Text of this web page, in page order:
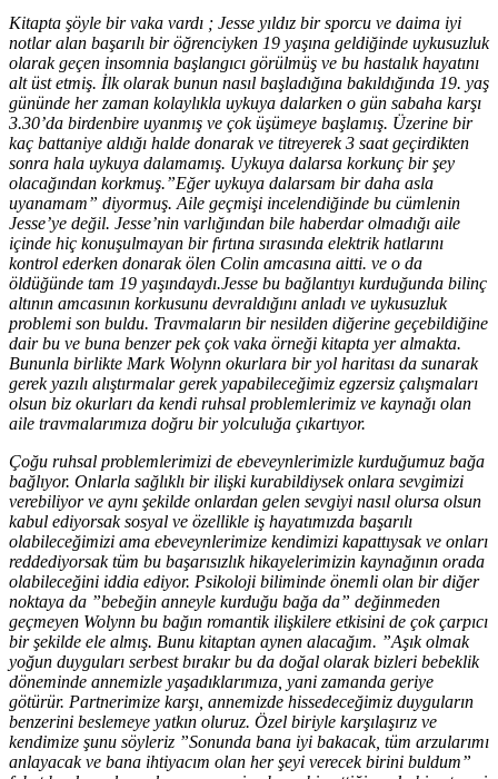
Kitapta şöyle bir vaka vardı ; Jesse yıldız bir sporcu ve daima iyi
notlar alan başarılı bir öğrenciyken 19 yaşına geldiğinde uykusuzluk
olarak geçen insomnia başlangıcı görülmüş ve bu hastalık hayatını
alt üst etmiş. İlk olarak bunun nasıl başladığına bakıldığında 19. yaş
gününde her zaman kolaylıkla uykuya dalarken o gün sabaha karşı
3.30’da birdenbire uyanmış ve çok üşümeye başlamış. Üzerine bir
kaç battaniye aldığı halde donarak ve titreyerek 3 saat geçirdikten
sonra hala uykuya dalamamış. Uykuya dalarsa korkunç bir şey
olacağından korkmuş.”Eğer uykuya dalarsam bir daha asla
uyanamam” diyormuş. Aile geçmişi incelendiğinde bu cümlenin
Jesse’ye değil. Jesse’nin varlığından bile haberdar olmadığı aile
içinde hiç konuşulmayan bir fırtına sırasında elektrik hatlarını
kontrol ederken donarak ölen Colin amcasına aitti. ve o da
öldüğünde tam 19 yaşındaydı.Jesse bu bağlantıyı kurduğunda bilinç
altının amcasının korkusunu devraldığını anladı ve uykusuzluk
problemi son buldu. Travmaların bir nesilden diğerine geçebildiğine
dair bu ve buna benzer pek çok vaka örneği kitapta yer almakta.
Bununla birlikte Mark Wolynn okurlara bir yol haritası da sunarak
gerek yazılı alıştırmalar gerek yapabileceğimiz egzersiz çalışmaları
olsun biz okurları da kendi ruhsal problemlerimiz ve kaynağı olan
aile travmalarımıza doğru bir yolculuğa çıkartıyor.
Çoğu ruhsal problemlerimizi de ebeveynlerimizle kurduğumuz bağa
bağlıyor. Onlarla sağlıklı bir ilişki kurabildiysek onlara sevgimizi
verebiliyor ve aynı şekilde onlardan gelen sevgiyi nasıl olursa olsun
kabul ediyorsak sosyal ve özellikle iş hayatımızda başarılı
olabileceğimizi ama ebeveynlerimize kendimizi kapattıysak ve onları
reddediyorsak tüm bu başarısızlık hikayelerimizin kaynağının orada
olabileceğini iddia ediyor. Psikoloji biliminde önemli olan bir diğer
noktaya da ”bebeğin anneyle kurduğu bağa da” değinmeden
geçmeyen Wolynn bu bağın romantik ilişkilere etkisini de çok çarpıcı
bir şekilde ele almış. Bunu kitaptan aynen alacağım. ”Aşık olmak
yoğun duyguları serbest bırakır bu da doğal olarak bizleri bebeklik
döneminde annemizle yaşadıklarımıza, yani zamanda geriye
götürür. Partnerimize karşı, annemizde hissedeceğimiz duyguların
benzerini beslemeye yatkın oluruz. Özel biriyle karşılaşırız ve
kendimize şunu söyleriz ”Sonunda bana iyi bakacak, tüm arzularımı
anlayacak ve bana ihtiyacım olan her şeyi verecek birini buldum”